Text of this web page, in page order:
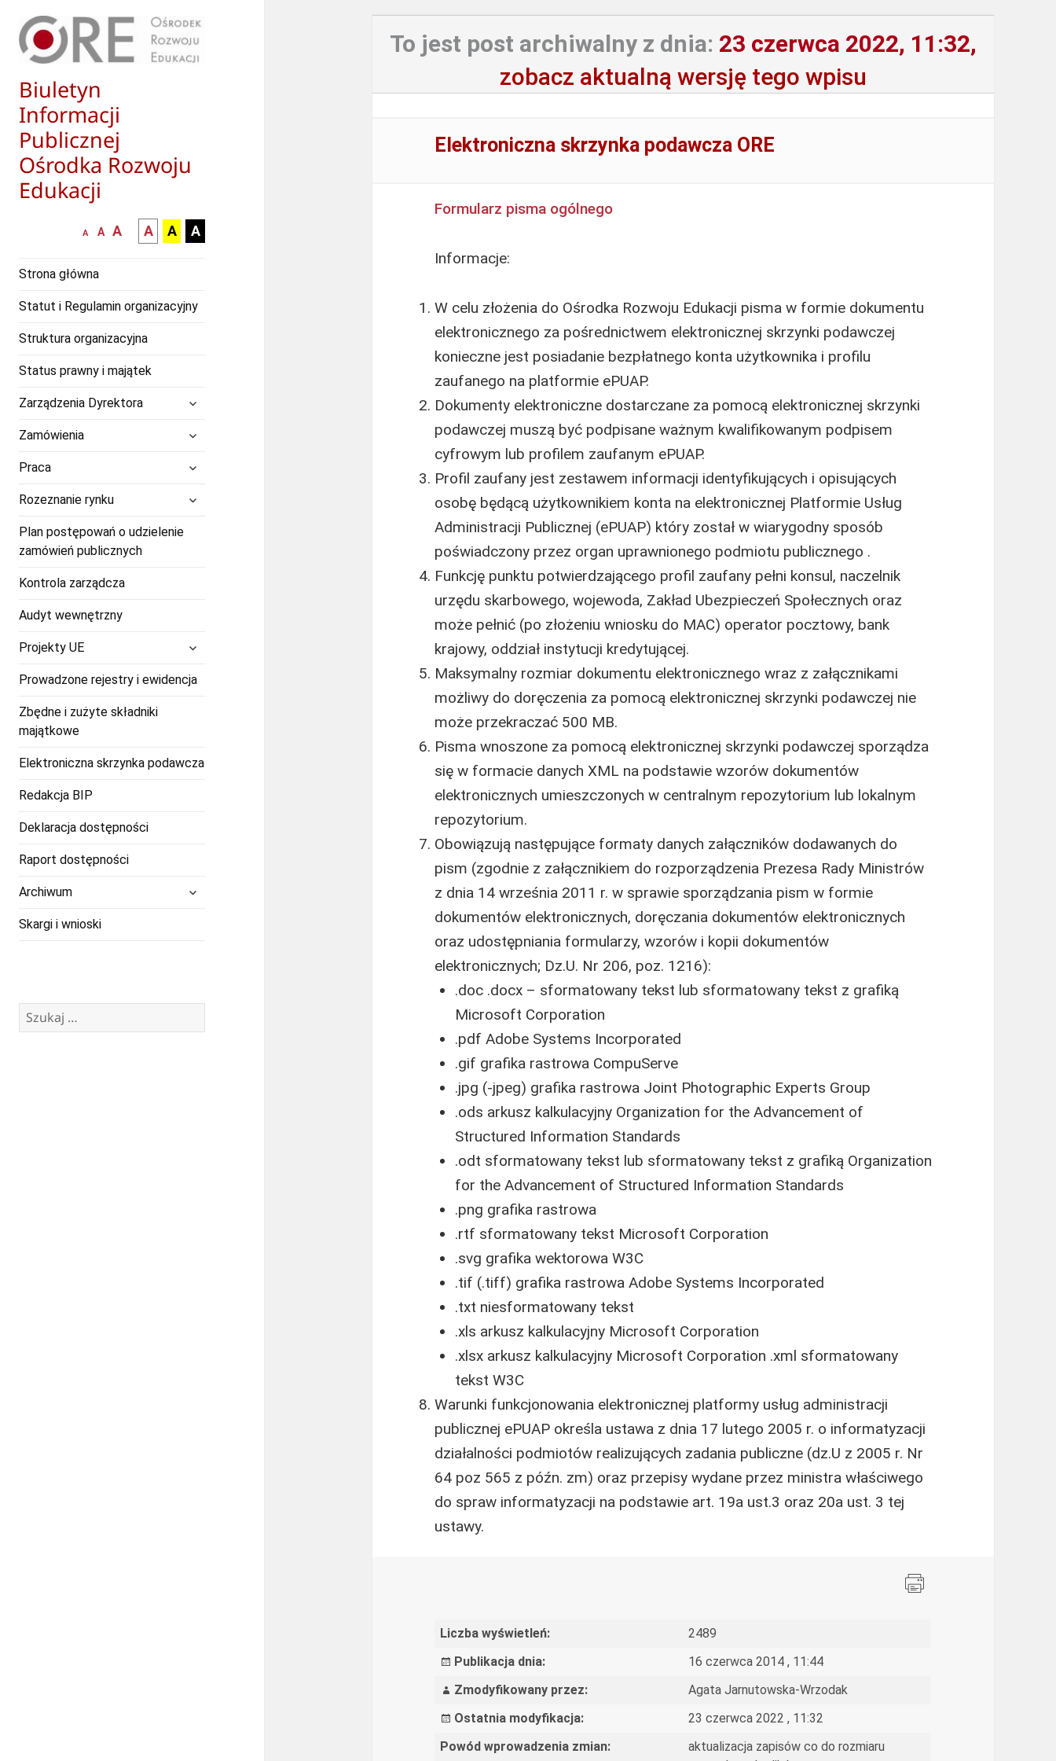
Biuletyn
Informacji
Publicznej
Ośrodka Rozwoju
Edukacji
mniejsza
A
normalna
A
większa-
czcionka
A
kontrast
czarny
białym
A
kontrast
czarny
zółtym
A
kontrast
żółty
A
Strona główna
Statut i Regulamin organizacyjny
Struktura organizacyjna
Status prawny i majątek
Zarządzenia Dyrektora
rozwiń
menu
Zamówienia
Praca
Rozeznanie rynkurozwiń
menu
potomne
Plan postępowań o udzielenie
zamówień publicznych
Kontrola zarządcza
Audyt wewnętrzny
Projekty UE
potomne
Prowadzone rejestry i ewidencja
Zbędne i zużyte składniki
majątkowe
Elektroniczna skrzynka podawcza
Redakcja BIP
Deklaracja dostępności
Raport dostępności
Archiwum
Skargi i wnioski
Szukaj:
To jest post archiwalny z dnia: 23 czerwca 2022, 11:32,
zobacz aktualną wersję tego wpisu
Elektroniczna skrzynka podawcza ORE
Formularz pisma ogólnego
Informacje:
W celu złożenia do Ośrodka Rozwoju Edukacji pisma w formie dokumentu
elektronicznego za pośrednictwem elektronicznej skrzynki podawczej
konieczne jest posiadanie bezpłatnego konta użytkownika i profilu
zaufanego na platformie ePUAP.
Dokumenty elektroniczne dostarczane za pomocą elektronicznej skrzynki
podawczej muszą być podpisane ważnym kwalifikowanym podpisem
cyfrowym lub profilem zaufanym ePUAP.
Profil zaufany jest zestawem informacji identyfikujących i opisujących
osobę będącą użytkownikiem konta na elektronicznej Platformie Usług
Administracji Publicznej (ePUAP) który został w wiarygodny sposób
poświadczony przez organ uprawnionego podmiotu publicznego .
Funkcję punktu potwierdzającego profil zaufany pełni konsul, naczelnik
urzędu skarbowego, wojewoda, Zakład Ubezpieczeń Społecznych oraz
może pełnić (po złożeniu wniosku do MAC) operator pocztowy, bank
krajowy, oddział instytucji kredytującej.
Maksymalny rozmiar dokumentu elektronicznego wraz z załącznikami
możliwy do doręczenia za pomocą elektronicznej skrzynki podawczej nie
może przekraczać 500 MB.
Pisma wnoszone za pomocą elektronicznej skrzynki podawczej sporządza
się w formacie danych XML na podstawie wzorów dokumentów
elektronicznych umieszczonych w centralnym repozytorium lub lokalnym
repozytorium.
Obowiązują następujące formaty danych załączników dodawanych do
pism (zgodnie z załącznikiem do rozporządzenia Prezesa Rady Ministrów
z dnia 14 września 2011 r. w sprawie sporządzania pism w formie
dokumentów elektronicznych, doręczania dokumentów elektronicznych
oraz udostępniania formularzy, wzorów i kopii dokumentów
elektronicznych; Dz.U. Nr 206, poz. 1216):
.doc .docx – sformatowany tekst lub sformatowany tekst z grafiką
Microsoft Corporation
.pdf Adobe Systems Incorporated
.gif grafika rastrowa CompuServe
.jpg (-jpeg) grafika rastrowa Joint Photographic Experts Group
.ods arkusz kalkulacyjny Organization for the Advancement of
Structured Information Standards
.odt sformatowany tekst lub sformatowany tekst z grafiką Organization
for the Advancement of Structured Information Standards
.png grafika rastrowa
.rtf sformatowany tekst Microsoft Corporation
.svg grafika wektorowa W3C
.tif (.tiff) grafika rastrowa Adobe Systems Incorporated
.txt niesformatowany tekst
.xls arkusz kalkulacyjny Microsoft Corporation
.xlsx arkusz kalkulacyjny Microsoft Corporation .xml sformatowany
tekst W3C
Warunki funkcjonowania elektronicznej platformy usług administracji
publicznej ePUAP określa ustawa z dnia 17 lutego 2005 r. o informatyzacji
działalności podmiotów realizujących zadania publiczne (dz.U z 2005 r. Nr
64 poz 565 z późn. zm) oraz przepisy wydane przez ministra właściwego
do spraw informatyzacji na podstawie art. 19a ust.3 oraz 20a ust. 3 tej
ustawy.
Liczba wyświetleń:
2489
Publikacja dnia:
16 czerwca 2014 , 11:44
Zmodyfikowany przez:
Agata Jarnutowska-Wrzodak
Ostatnia modyfikacja:
23 czerwca 2022 , 11:32
Powód wprowadzenia zmian:
aktualizacja zapisów co do rozmiaru